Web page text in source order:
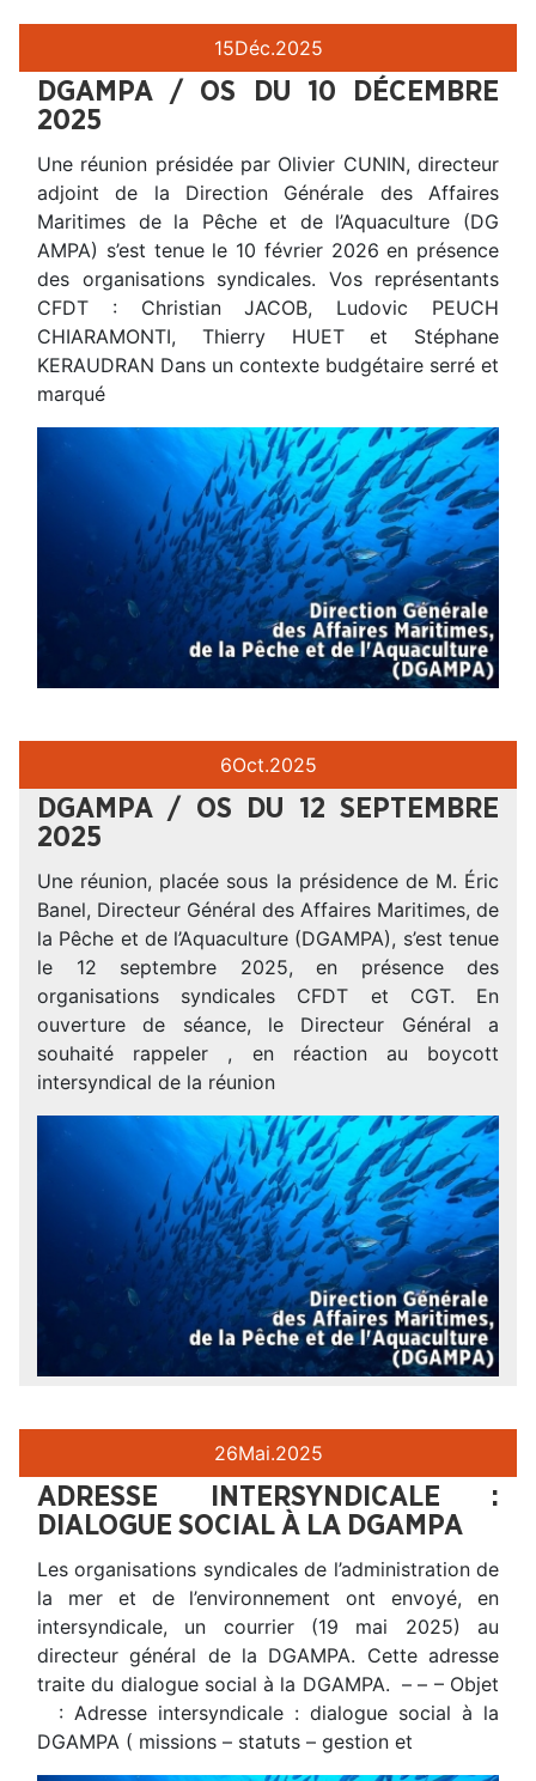
15Déc.2025
DGAMPA / OS DU 10 DÉCEMBRE
2025
Une réunion présidée par Olivier CUNIN, directeur
adjoint de la Direction Générale des Affaires
Maritimes de la Pêche et de l’Aquaculture (DG
AMPA) s’est tenue le 10 février 2026 en présence
des organisations syndicales. Vos représentants
CFDT : Christian JACOB, Ludovic PEUCH
CHIARAMONTI, Thierry HUET et Stéphane
KERAUDRAN Dans un contexte budgétaire serré et
marqué
6Oct.2025
DGAMPA / OS DU 12 SEPTEMBRE
2025
Une réunion, placée sous la présidence de M. Éric
Banel, Directeur Général des Affaires Maritimes, de
la Pêche et de l’Aquaculture (DGAMPA), s’est tenue
le 12 septembre 2025, en présence des
organisations syndicales CFDT et CGT. En
ouverture de séance, le Directeur Général a
souhaité rappeler , en réaction au boycott
intersyndical de la réunion
26Mai.2025
ADRESSE INTERSYNDICALE :
DIALOGUE SOCIAL À LA DGAMPA
Les organisations syndicales de l’administration de
la mer et de l’environnement ont envoyé, en
intersyndicale, un courrier (19 mai 2025) au
directeur général de la DGAMPA. Cette adresse
traite du dialogue social à la DGAMPA. – – – Objet
: Adresse intersyndicale : dialogue social à la
DGAMPA ( missions – statuts – gestion et